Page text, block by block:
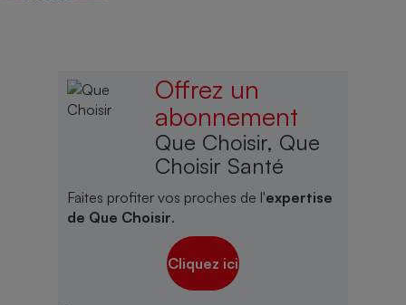
Offrez un
abonnement
Que Choisir, Que
Choisir Santé
Faites profiter vos proches de l'expertise
de Que Choisir.
Cliquez ici